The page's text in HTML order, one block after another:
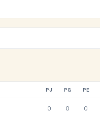
PJ PG PE
0 0 0